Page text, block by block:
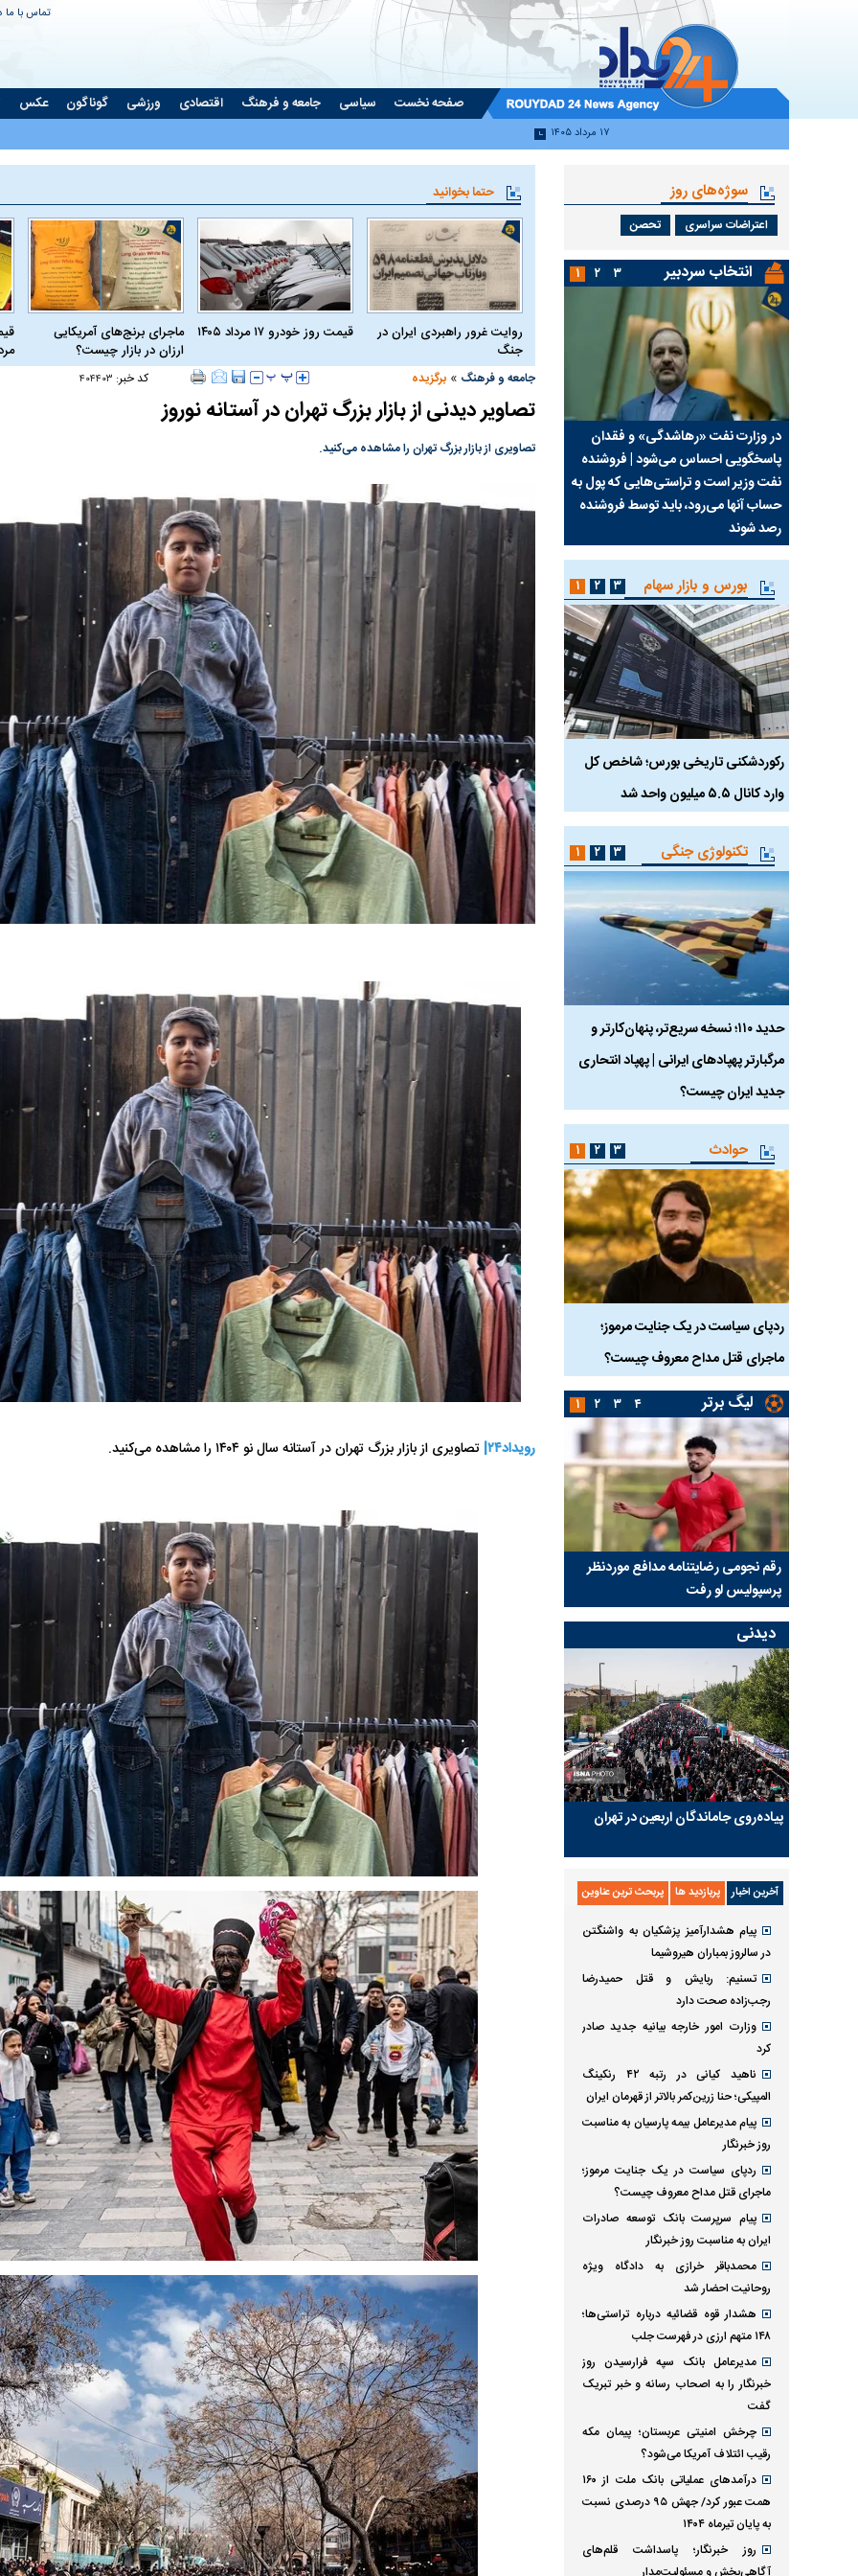
تماس با ما
صفحه نخست سیاسی جامعه و فرهنگ اقتصادی ورزشی گوناگون عکس
۱۷ مرداد ۱۴۰۵
حتما بخوانید
روایت غرور راهبردی ایران در
جنگ
قیمت روز خودرو ۱۷ مرداد ۱۴۰۵
ماجرای برنج‌های آمریکایی
ارزان در بازار چیست؟
جامعه و فرهنگ » برگزیده کد خبر: ۴۰۴۴۰۳
تصاویر دیدنی از بازار بزرگ تهران در آستانه نوروز
تصاویری از بازار بزرگ تهران را مشاهده می‌کنید.
رویداد۲۴| تصاویری از بازار بزرگ تهران در آستانه سال نو ۱۴۰۴ را مشاهده می‌کنید.
سوژه‌های روز
اعتراضات سراسری تحصن
انتخاب سردبیر
در وزارت نفت «رهاشدگی» و فقدان
پاسخگویی احساس می‌شود | فروشنده
نفت وزیر است و تراستی‌هایی که پول به
حساب آنها می‌رود، باید توسط فروشنده
رصد شوند
چرا رویای آمریکایی سرنگونی رژیم و
نابودی محور مقاومت تعبیر نشد؟ | پشت
پرده تجارت پهپاد‌ ۱۵۰۰ دلاری که
واشنگتن را زمین زد
کمپین نه به اعدام
نفت وزیر است
حساب آنها
رصد شوند
۱ ۲ ۳
بورس و بازار سهام
رکوردشکنی تاریخی بورس؛ شاخص کل
وارد کانال ۵.۵ میلیون واحد شد
هجوم نقدینگی به بورس؛ شاخص کل و
هم‌وزن در قله تاریخی
بورس تهران رکورد شکست
رکوردشکنی
وارد کانال ۵.۵ میلیون واحد شد
۱ ۲ ۳
تکنولوژی جنگی
حدید ۱۱۰؛ نسخه سریع‌تر، پنهان‌کارتر و
مرگبارتر پهپادهای ایرانی | پهپاد انتحاری
جدید ایران چیست؟
هواپیمای مرموز E-11A BACN چیست؟
فضاپیمای «استارشیپ» ایلان ماسک
چیست؟
حدید ۱۱۰؛
مرگبارتر پهپادهای
جدید ایران چیست؟
۱ ۲ ۳
حوادث
ردپای سیاست در یک جنایت مرموز؛
ماجرای قتل مداح معروف چیست؟
جراحان قلابی در شمال تهران بازداشت
شدند؛ از تزریق فیلر تا جراحی پلک
حمله ۶ سگ به کودک ۹ ساله در سنندج؛
زنگ خطر دوباره به صدا درآمد
ردپای سیاست در
ماجرای قتل
۱ ۲ ۳
لیگ برتر
رقم نجومی رضایتنامه مدافع موردنظر
پرسپولیس لو رفت
دو خرید جدید پرسپولیس نهایی شد؛
امضای قرارداد امروز
معضل بزرگ پرسپولیس؛ دنیل گرا حاضر
به فسخ قرارداد نیست
مقصد احتمالی
۱ ۲ ۳ ۴
دیدنی
پیاده‌روی جاماندگان اربعین در تهران
آخرین اخبار پربازدید ها پربحث ترین عناوین
پیام هشدارآمیز پزشکیان به واشنگتن
در سالروز بمباران هیروشیما
تسنیم: ربایش و قتل حمیدرضا
رجب‌زاده صحت دارد
وزارت امور خارجه بیانیه جدید صادر
کرد
ناهید کیانی در رتبه ۴۲ رنکینگ
المپیکی؛ حنا زرین‌کمر بالاتر از قهرمان ایران
پیام مدیرعامل بیمه پارسیان به مناسبت
روز خبرنگار
ردپای سیاست در یک جنایت مرموز؛
ماجرای قتل مداح معروف چیست؟
پیام سرپرست بانک توسعه صادرات
ایران به مناسبت روز خبرنگار
محمدباقر خرازی به دادگاه ویژه
روحانیت احضار شد
هشدار قوه قضائیه درباره تراستی‌ها؛
۱۴۸ متهم ارزی در فهرست جلب
مدیرعامل بانک سپه فرارسیدن روز
خبرنگار را به اصحاب رسانه و خبر تبریک
گفت
چرخش امنیتی عربستان؛ پیمان مکه
رقیب ائتلاف آمریکا می‌شود؟
درآمد‌های عملیاتی بانک ملت از ۱۶۰
همت عبور کرد/ جهش ۹۵ درصدی نسبت
به پایان تیرماه ۱۴۰۴
روز خبرنگار؛ پاسداشت قلم‌های
آگاهی‌بخش و مسئولیت‌مدار